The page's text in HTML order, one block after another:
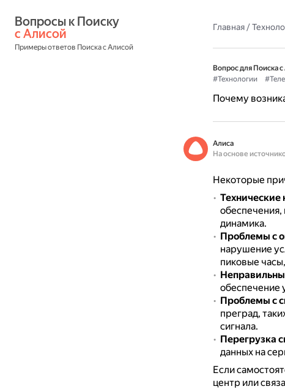
с Алисой
Примеры ответов Поиска с Алисой
Главная/
Вопрос для Поиска
#Технологии
Почему
Алиса
На основе
Некоторые
Технические
динамика.
Проблемы с
нарушение
пиковые
обеспечение
Проблемы с
преград,
сигнала.
Перегрузка
данных на
Если
центр или